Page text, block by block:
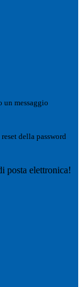
un messaggio
della password
posta elettronica!